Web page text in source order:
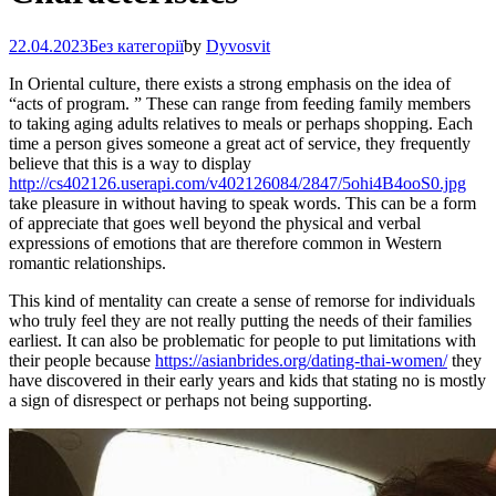
22.04.2023Без категоріїby Dyvosvit
In Oriental culture, there exists a strong emphasis on the idea of
“acts of program. ” These can range from feeding family members
to taking aging adults relatives to meals or perhaps shopping. Each
time a person gives someone a great act of service, they frequently
believe that this is a way to display
http://cs402126.userapi.com/v402126084/2847/5ohi4B4ooS0.jpg
take pleasure in without having to speak words. This can be a form
of appreciate that goes well beyond the physical and verbal
expressions of emotions that are therefore common in Western
romantic relationships.
This kind of mentality can create a sense of remorse for individuals
who truly feel they are not really putting the needs of their families
earliest. It can also be problematic for people to put limitations with
their people because https://asianbrides.org/dating-thai-women/they
have discovered in their early years and kids that stating no is mostly
a sign of disrespect or perhaps not being supporting.